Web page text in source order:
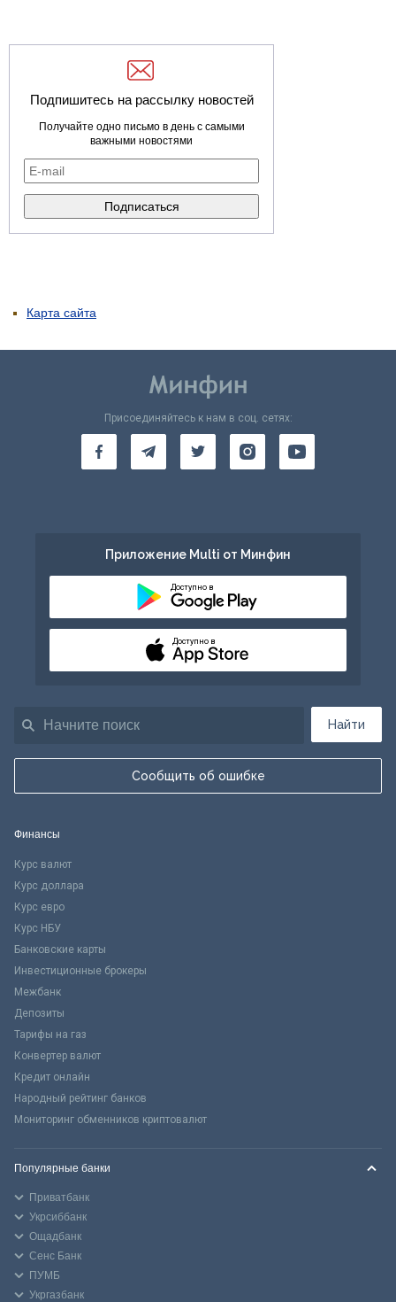
Подпишитесь на рассылку новостей
Получайте одно письмо в день с самыми
важными новостями
Карта сайта
Найти
Сообщить об ошибке
Присоединяйтесь к нам в соц. сетях:
Приложение Multi от Минфин
Доступно в
Доступно в
Финансы
Курс валют
Курс доллара
Курс евро
Курс НБУ
Банковские карты
Инвестиционные брокеры
Межбанк
Депозиты
Тарифы на газ
Конвертер валют
Кредит онлайн
Народный рейтинг банков
Мониторинг обменников криптовалют
Популярные банки
Приватбанк
Укрсиббанк
Ощадбанк
Сенс Банк
ПУМБ
Укргазбанк